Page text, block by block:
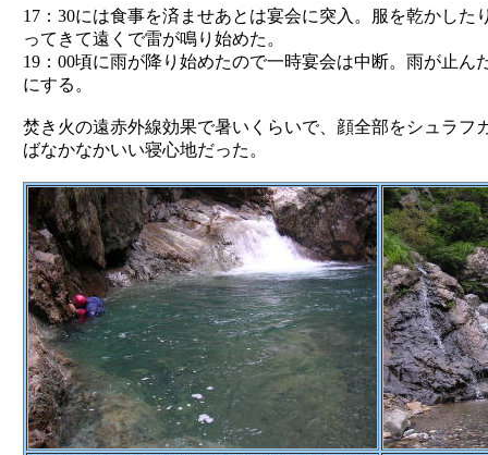
17：30には食事を済ませあとは宴会に突入。服を乾かし
ってきて遠くで雷が鳴り始めた。
19：00頃に雨が降り始めたので一時宴会は中断。雨が止
にする。
焚き火の遠赤外線効果で暑いくらいで、顔全部をシュラ
ばなかなかいい寝心地だった。